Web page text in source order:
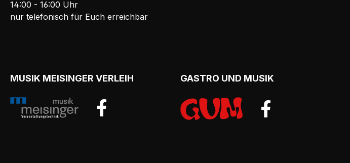
14:00 - 16:00 Uhr
nur telefonisch für Euch erreichbar
MUSIK MEISINGER VERLEIH GASTRO UND MUSIK